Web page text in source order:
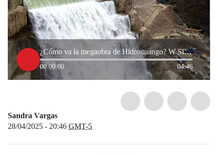
¿Cómo va la megaobra de Hidroituango? W Sin Carreta llegó hasta el cerebro de la operación
00:00:00 04:46
Sandra Vargas
28/04/2025 - 20:46 GMT-5